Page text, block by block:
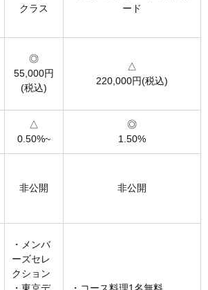
クラス
ード
◎
55,000円
(税込)
△
220,000円(税込)
△
0.50%~
◎
1.50%
非公開 非公開
・メンバ
ーズセレ
クション
・東京デ
・コース料理1名無料